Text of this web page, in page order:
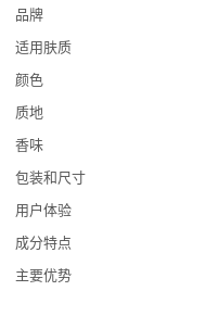
品牌
适用肤质
颜色
质地
香味
包装和尺寸
用户体验
成分特点
主要优势